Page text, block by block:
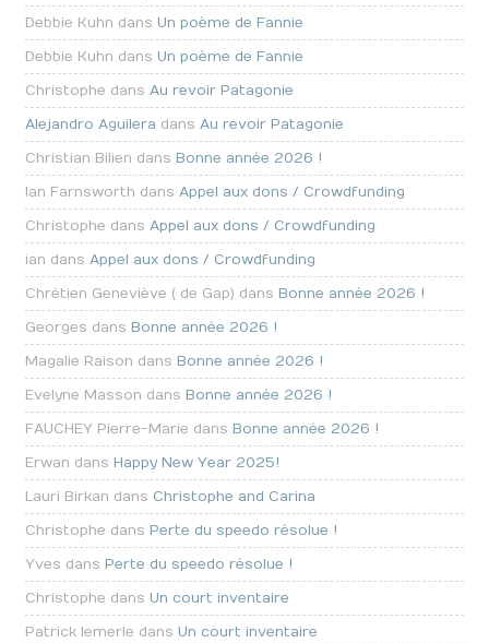
Debbie Kuhn dansUn poème de Fannie
Debbie Kuhn dansUn poème de Fannie
Christophe dansAu revoir Patagonie
Alejandro Aguilera dansAu revoir Patagonie
Christian Bilien dansBonne année 2026 !
Ian Farnsworth dansAppel aux dons / Crowdfunding
Christophe dansAppel aux dons / Crowdfunding
ian dansAppel aux dons / Crowdfunding
Chrétien Geneviève ( de Gap) dansBonne année 2026 !
Georges dansBonne année 2026 !
Magalie Raison dansBonne année 2026 !
Evelyne Masson dansBonne année 2026 !
FAUCHEY Pierre-Marie dansBonne année 2026 !
Erwan dansHappy New Year 2025!
Lauri Birkan dans Christophe and Carina
Christophe dansPerte du speedo résolue !
Yves dansPerte du speedo résolue !
Christophe dansUn court inventaire
Patrick lemerle dansUn court inventaire